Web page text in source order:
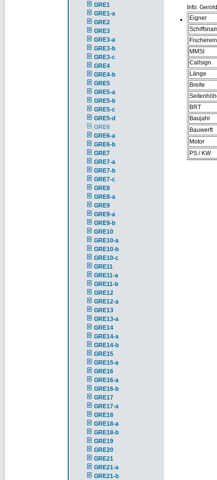
GRE1
GRE1-a
GRE2
GRE3
GRE3-a
GRE3-b
GRE3-c
GRE4
GRE4-b
GRE5
GRE5-a
GRE5-b
GRE5-c
GRE5-d
GRE6
GRE6-a
GRE6-b
GRE7
GRE7-a
GRE7-b
GRE7-c
GRE8
GRE8-a
GRE9
GRE9-a
GRE9-b
GRE10
GRE10-a
GRE10-b
GRE10-c
GRE11
GRE11-a
GRE11-b
GRE12
GRE12-a
GRE13
GRE13-a
GRE14
GRE14-a
GRE14-b
GRE15
GRE15-a
GRE16
GRE16-a
GRE16-b
GRE17
GRE17-a
GRE18
GRE18-a
GRE18-b
GRE19
GRE20
GRE21
GRE21-a
GRE21-b
Info:
Eigner
MMSI
Callsign
Länge
Breite
BRT
Baujahr
Bauwerft
Motor
PS / KW